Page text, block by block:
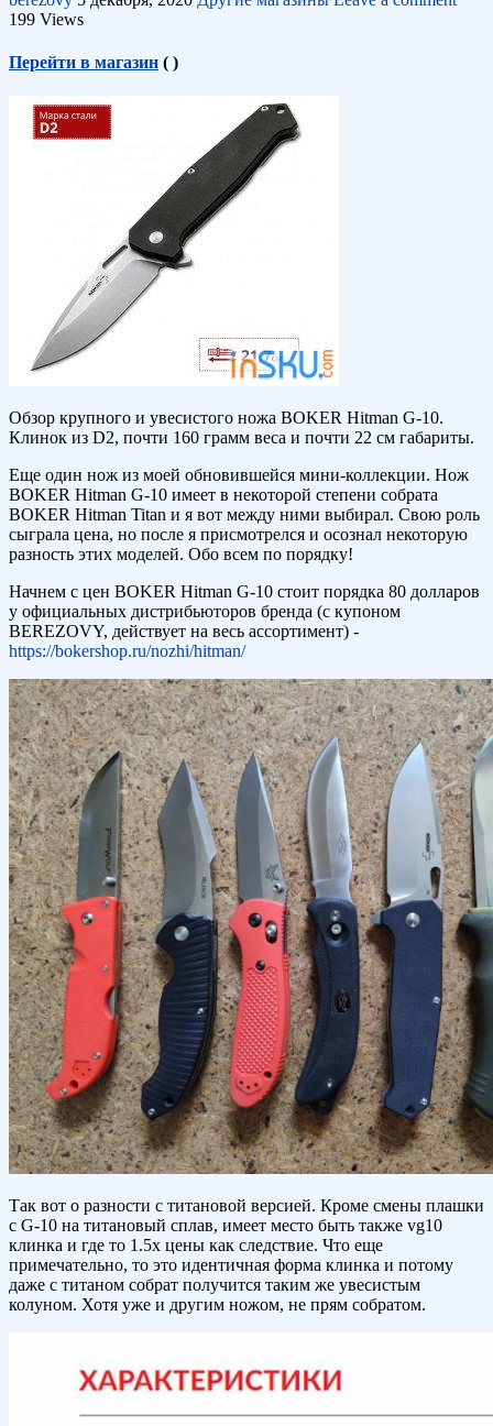
199 Views
Перейти в магазин ( )
Обзор крупного и увесистого ножа BOKER Hitman G-10.
Клинок из D2, почти 160 грамм веса и почти 22 см габариты.
Еще один нож из моей обновившейся мини-коллекции. Нож
BOKER Hitman G-10 имеет в некоторой степени собрата
BOKER Hitman Titan и я вот между ними выбирал. Свою роль
сыграла цена, но после я присмотрелся и осознал некоторую
разность этих моделей. Обо всем по порядку!
Начнем с цен BOKER Hitman G-10 стоит порядка 80 долларов
у официальных дистрибьюторов бренда (с купоном
BEREZOVY, действует на весь ассортимент) -
https://bokershop.ru/nozhi/hitman/
Так вот о разности с титановой версией. Кроме смены плашки
с G-10 на титановый сплав, имеет место быть также vg10
клинка и где то 1.5х цены как следствие. Что еще
примечательно, то это идентичная форма клинка и потому
даже с титаном собрат получится таким же увесистым
колуном. Хотя уже и другим ножом, не прям собратом.